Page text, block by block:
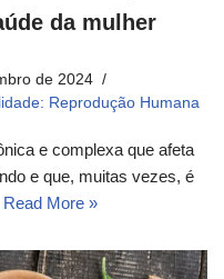
da mulher
de 2024
Reprodução Humana
e complexa que afeta
e que, muitas vezes, é
Read More »